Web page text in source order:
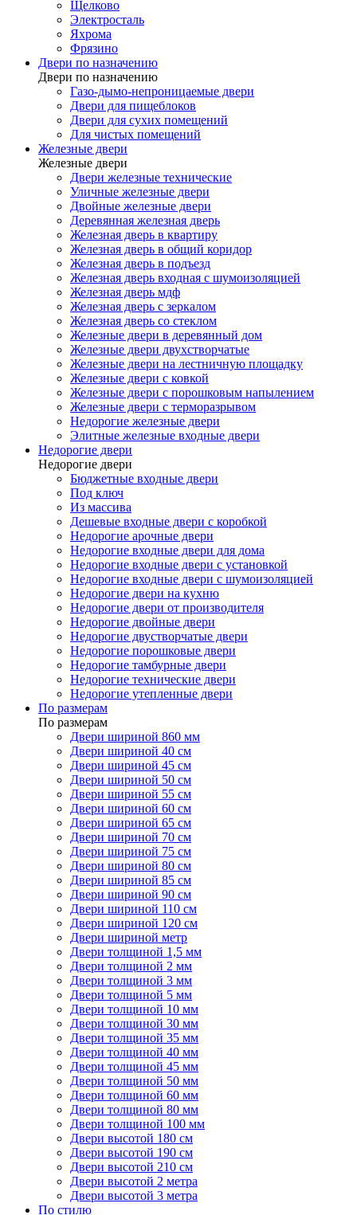
Щелково
Электросталь
Яхрома
Фрязино
Двери по назначению
Двери по назначению
Газо-дымо-непроницаемые двери
Двери для пищеблоков
Двери для сухих помещений
Для чистых помещений
Железные двери
Железные двери
Двери железные технические
Уличные железные двери
Двойные железные двери
Деревянная железная дверь
Железная дверь в квартиру
Железная дверь в общий коридор
Железная дверь в подъезд
Железная дверь входная с шумоизоляцией
Железная дверь мдф
Железная дверь с зеркалом
Железная дверь со стеклом
Железные двери в деревянный дом
Железные двери двухстворчатые
Железные двери на лестничную площадку
Железные двери с ковкой
Железные двери с порошковым напылением
Железные двери с терморазрывом
Недорогие железные двери
Элитные железные входные двери
Недорогие двери
Недорогие двери
Бюджетные входные двери
Под ключ
Из массива
Дешевые входные двери с коробкой
Недорогие арочные двери
Недорогие входные двери для дома
Недорогие входные двери с установкой
Недорогие входные двери с шумоизоляцией
Недорогие двери на кухню
Недорогие двери от производителя
Недорогие двойные двери
Недорогие двустворчатые двери
Недорогие порошковые двери
Недорогие тамбурные двери
Недорогие технические двери
Недорогие утепленные двери
По размерам
По размерам
Двери шириной 860 мм
Двери шириной 40 см
Двери шириной 45 см
Двери шириной 50 см
Двери шириной 55 см
Двери шириной 60 см
Двери шириной 65 см
Двери шириной 70 см
Двери шириной 75 см
Двери шириной 80 см
Двери шириной 85 см
Двери шириной 90 см
Двери шириной 110 см
Двери шириной 120 см
Двери шириной метр
Двери толщиной 1,5 мм
Двери толщиной 2 мм
Двери толщиной 3 мм
Двери толщиной 5 мм
Двери толщиной 10 мм
Двери толщиной 30 мм
Двери толщиной 35 мм
Двери толщиной 40 мм
Двери толщиной 45 мм
Двери толщиной 50 мм
Двери толщиной 60 мм
Двери толщиной 80 мм
Двери толщиной 100 мм
Двери высотой 180 см
Двери высотой 190 см
Двери высотой 210 см
Двери высотой 2 метра
Двери высотой 3 метра
По стилю